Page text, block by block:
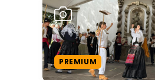
PREMIUM